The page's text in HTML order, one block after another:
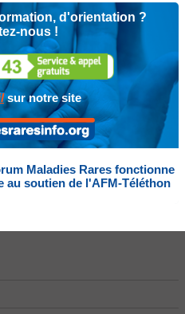
d'orientation ?
nous !
sur notre site
Maladies Rares fonctionne
au soutien de l'AFM-Téléthon